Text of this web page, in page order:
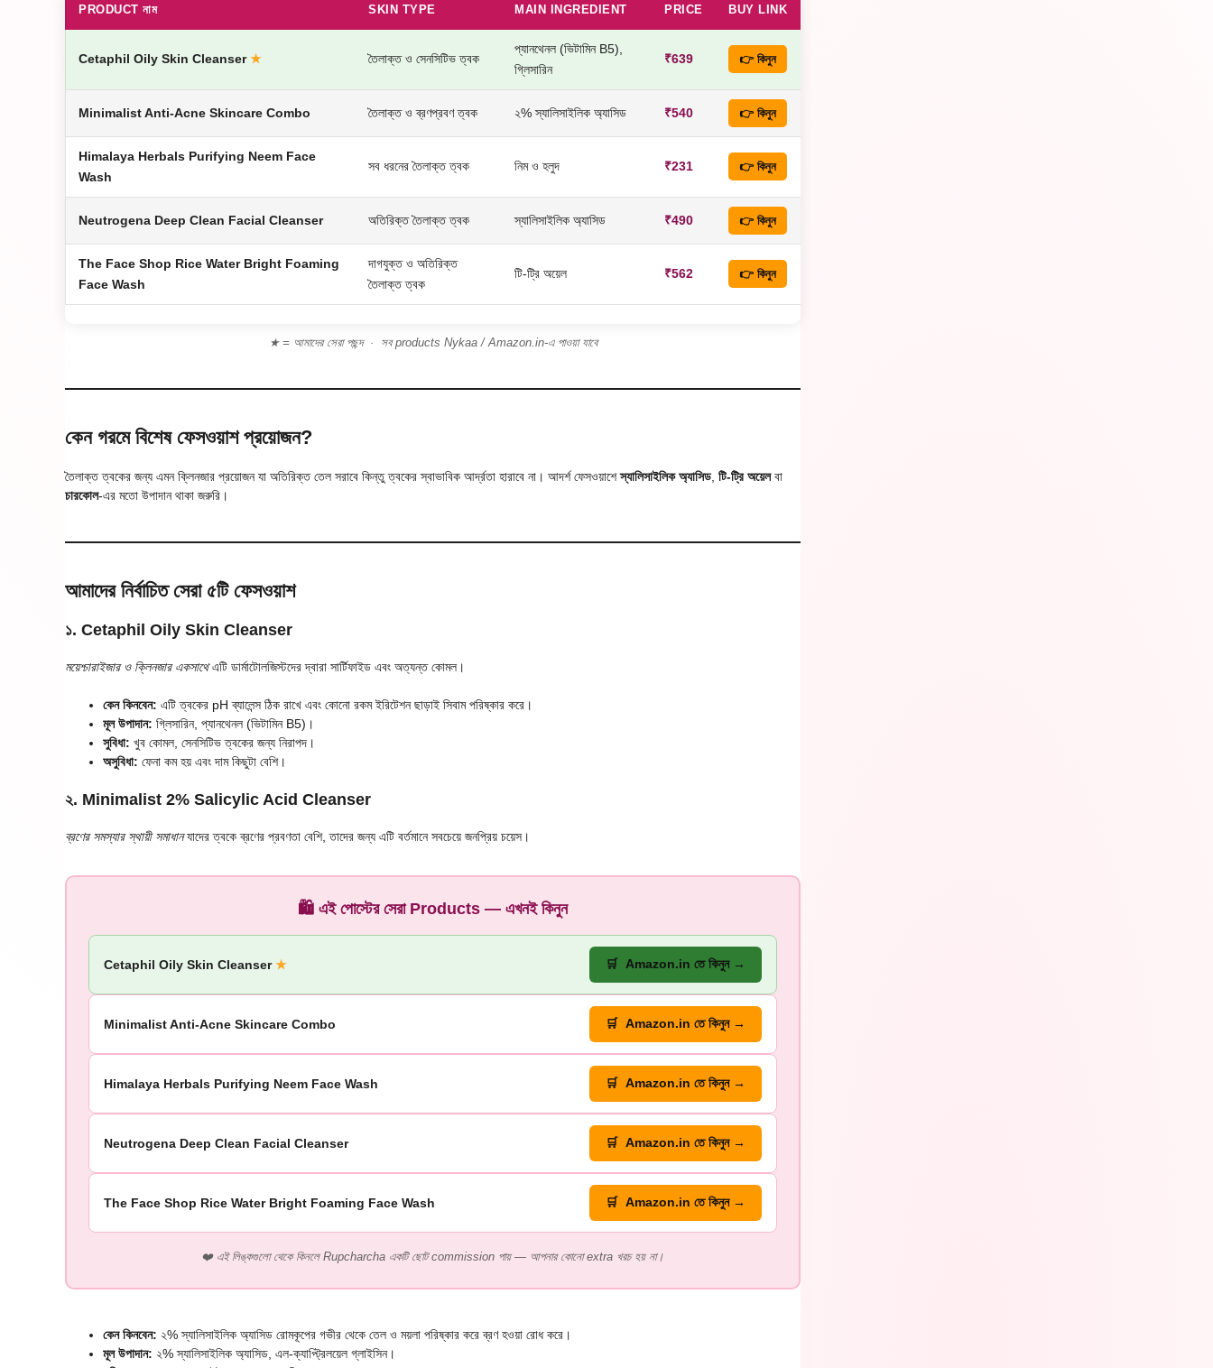
PRODUCT নাম SKIN TYPE MAIN INGREDIENT PRICE BUY LINK
Cetaphil Oily Skin Cleanser★ তৈলাক্ত ও সেনসিটিভ ত্বক
প্যানথেনল (ভিটামিন B5),
গ্লিসারিন
₹639 👉 কিনুন
Minimalist Anti-Acne Skincare Combo তৈলাক্ত ও ব্রণপ্রবণ ত্বক ২% স্যালিসাইলিক অ্যাসিড ₹540 👉 কিনুন
Himalaya Herbals Purifying Neem Face
Wash
সব ধরনের তৈলাক্ত ত্বক নিম ও হলুদ ₹231 👉 কিনুন
Neutrogena Deep Clean Facial Cleanser অতিরিক্ত তৈলাক্ত ত্বক স্যালিসাইলিক অ্যাসিড ₹490 👉 কিনুন
The Face Shop Rice Water Bright Foaming
Face Wash
দাগযুক্ত ও অতিরিক্ত
তৈলাক্ত ত্বক
টি-ট্রি অয়েল ₹562 👉 কিনুন
★ = আমাদের সেরা পছন্দ · সব products Nykaa / Amazon.in-এ পাওয়া যাবে
কেন গরমে বিশেষ ফেসওয়াশ প্রয়োজন?
তৈলাক্ত ত্বকের জন্য এমন ক্লিনজার প্রয়োজন যা অতিরিক্ত তেল সরাবে কিন্তু ত্বকের স্বাভাবিক আর্দ্রতা হারাবে না। আদর্শ ফেসওয়াশেস্যালিসাইলিক অ্যাসিড, টি-ট্রি অয়েলবা
চারকোল-এর মতো উপাদান থাকা জরুরি।
আমাদের নির্বাচিত সেরা ৫টি ফেসওয়াশ
১. Cetaphil Oily Skin Cleanser
ময়েশ্চারাইজার ও ক্লিনজার একসাথেএটি ডার্মাটোলজিস্টদের দ্বারা সার্টিফাইড এবং অত্যন্ত কোমল।
কেন কিনবেন: এটি ত্বকের pH ব্যালেন্স ঠিক রাখে এবং কোনো রকম ইরিটেশন ছাড়াই সিবাম পরিষ্কার করে।
মূল উপাদান: গ্লিসারিন, প্যানথেনল (ভিটামিন B5)।
সুবিধা: খুব কোমল, সেনসিটিভ ত্বকের জন্য নিরাপদ।
অসুবিধা: ফেনা কম হয় এবং দাম কিছুটা বেশি।
২. Minimalist 2% Salicylic Acid Cleanser
ব্রণের সমস্যার স্থায়ী সমাধানযাদের ত্বকে ব্রণের প্রবণতা বেশি, তাদের জন্য এটি বর্তমানে সবচেয়ে জনপ্রিয় চয়েস।
🛍️ এই পোস্টের সেরা Products — এখনই কিনুন
Cetaphil Oily Skin Cleanser★ 🛒 Amazon.in তে কিনুন →
Minimalist Anti-Acne Skincare Combo 🛒 Amazon.in তে কিনুন →
Himalaya Herbals Purifying Neem Face Wash 🛒 Amazon.in তে কিনুন →
Neutrogena Deep Clean Facial Cleanser 🛒 Amazon.in তে কিনুন →
The Face Shop Rice Water Bright Foaming Face Wash 🛒 Amazon.in তে কিনুন →
❤️ এই লিঙ্কগুলো থেকে কিনলে Rupcharcha একটি ছোট commission পায় — আপনার কোনো extra খরচ হয় না।
কেন কিনবেন: ২% স্যালিসাইলিক অ্যাসিড রোমকূপের গভীর থেকে তেল ও ময়লা পরিষ্কার করে ব্রণ হওয়া রোধ করে।
মূল উপাদান: ২% স্যালিসাইলিক অ্যাসিড, এল-ক্যাপ্ট্রিলয়েল গ্লাইসিন।